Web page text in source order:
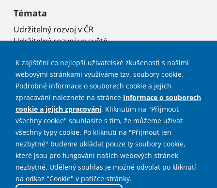
Témata
Udržitelný rozvoj v ČR
Udržitelný rozvoj ve světě
Projekty
Užitečné odkazy
Mapa stránek
Prohlášení o přístupnosti
Prohlášení o použití cookies
Ochrana osobních údajů
Sociální sítě
K zajištění co nejlepší uživatelské zkušenosti s našimi
webovými stránkami využíváme tzv. soubory cookie.
Podrobné informace o souborech cookie a jejich
zpracování naleznete na stránce Informace o souborech
cookie a jejich zpracování. Kliknutím na "Přijmout
všechny cookie" souhlasíte s tím, že můžeme užívat
všechny typy cookie. Po kliknutí na "Přijmout jen
nezbytné" budeme ukládat pouze ty soubory cookie,
které jsou pro fungování našich webových stránek
nezbytné. Udělený souhlas je možné odvolat po kliknutí
na odkaz "Cookie" v patičce stránky.